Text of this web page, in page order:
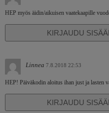
HEP myös äidin/aikuisen vaatekaapille
KIRJAUDU
Linnea 7.8.2018 22:53
HEP! Päiväkodin aloitus ihan just ja lasten
KIRJAUDU